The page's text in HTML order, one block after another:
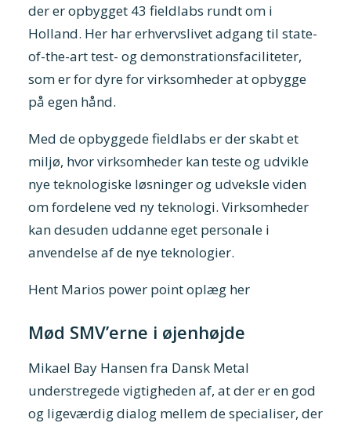
der er opbygget 43 fieldlabs rundt om i
Holland. Her har erhvervslivet adgang til state-
of-the-art test- og demonstrationsfaciliteter,
som er for dyre for virksomheder at opbygge
på egen hånd.
Med de opbyggede fieldlabs er der skabt et
miljø, hvor virksomheder kan teste og udvikle
nye teknologiske løsninger og udveksle viden
om fordelene ved ny teknologi. Virksomheder
kan desuden uddanne eget personale i
anvendelse af de nye teknologier.
Hent Marios power point oplæg her
Mød SMV’erne i øjenhøjde
Mikael Bay Hansen fra Dansk Metal
understregede vigtigheden af, at der er en god
og ligeværdig dialog mellem de specialiser, der